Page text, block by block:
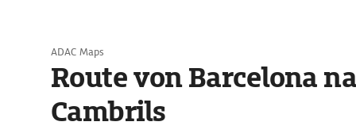
ADAC Maps
Route von Barcelona
Cambrils